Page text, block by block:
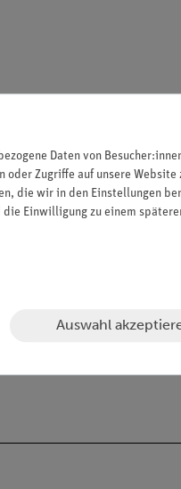
wir Chemikalien nur an
Daten von
Zugriffe auf unsere Website
die wir in den Einstellungen
Einwilligung zu einem
Auswahl